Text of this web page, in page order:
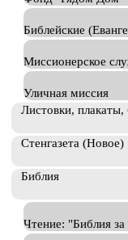
Библейские
Миссионерское
Уличная миссия
Листовки,
Стенгазета (Новое)
Библия
Чтение: "Библия за